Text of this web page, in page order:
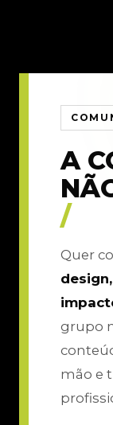
A
/
Quer
grupo
mão e